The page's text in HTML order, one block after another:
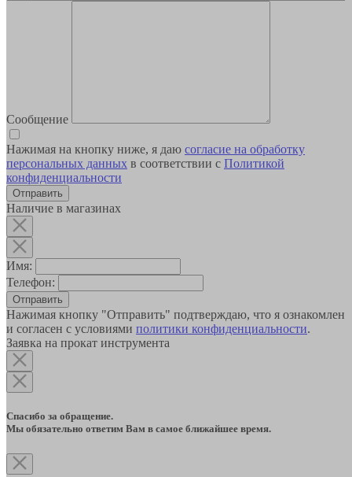
Сообщение
Нажимая на кнопку ниже, я даю согласие на обработку
персональных данных в соответствии с Политикой
конфиденциальности
Наличие в магазинах
Имя:
Телефон:
Отправить
Нажимая кнопку "Отправить" подтверждаю, что я ознакомлен
и согласен с условиями политики конфиденциальности.
Заявка на прокат инструмента
Спасибо за обращение.
Мы обязательно ответим Вам в самое ближайшее время.